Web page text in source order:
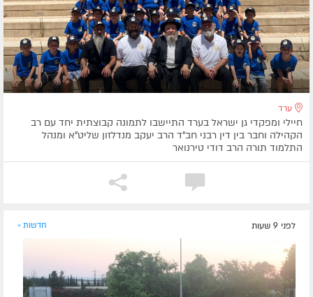
ערד
חיילי ומפקדי גן ישראל בערד התיישבו לתמונה קבוצתית יחד עם רב
הקהילה וחבר בין דין רבני חב"ד הרב יעקב מנדלזון שליט"א ומנהל
התלמוד תורה הרב דודי טירנואר
לפני 9 שעות חדשות »